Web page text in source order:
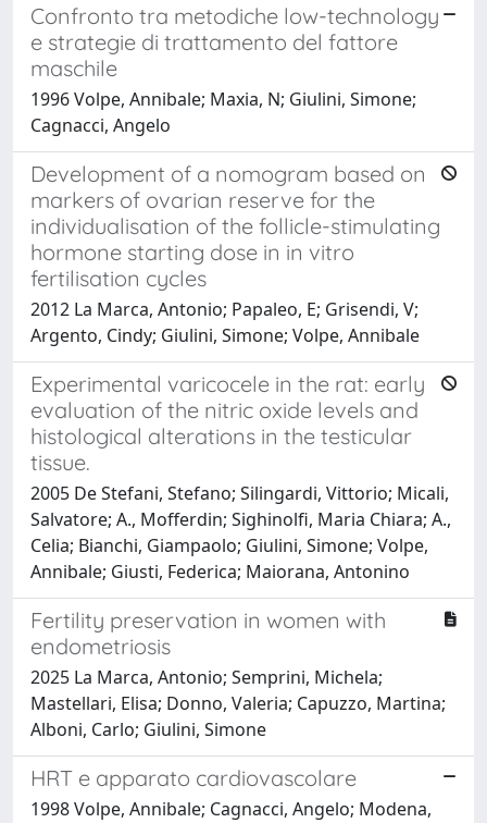
Confronto tra metodiche low-technology
e strategie di trattamento del fattore
maschile
1996 Volpe, Annibale; Maxia, N; Giulini, Simone;
Cagnacci, Angelo
Development of a nomogram based on
markers of ovarian reserve for the
individualisation of the follicle-stimulating
hormone starting dose in in vitro
fertilisation cycles
2012 La Marca, Antonio; Papaleo, E; Grisendi, V;
Argento, Cindy; Giulini, Simone; Volpe, Annibale
Experimental varicocele in the rat: early
evaluation of the nitric oxide levels and
histological alterations in the testicular
tissue.
2005 De Stefani, Stefano; Silingardi, Vittorio; Micali,
Salvatore; A., Mofferdin; Sighinolfi, Maria Chiara; A.,
Celia; Bianchi, Giampaolo; Giulini, Simone; Volpe,
Annibale; Giusti, Federica; Maiorana, Antonino
Fertility preservation in women with
endometriosis
2025 La Marca, Antonio; Semprini, Michela;
Mastellari, Elisa; Donno, Valeria; Capuzzo, Martina;
Alboni, Carlo; Giulini, Simone
HRT e apparato cardiovascolare
1998 Volpe, Annibale; Cagnacci, Angelo; Modena,